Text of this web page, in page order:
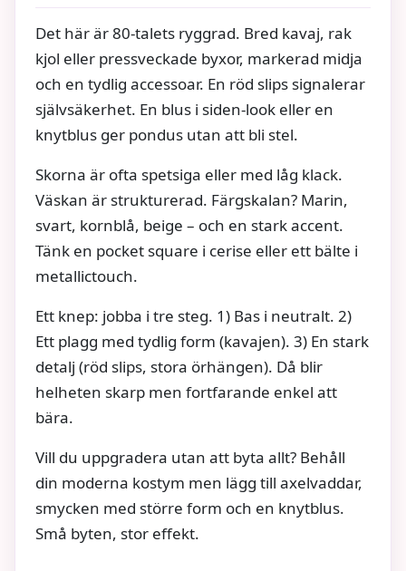
Det här är 80-talets ryggrad. Bred kavaj, rak
kjol eller pressveckade byxor, markerad midja
och en tydlig accessoar. En röd slips signalerar
självsäkerhet. En blus i siden-look eller en
knytblus ger pondus utan att bli stel.
Skorna är ofta spetsiga eller med låg klack.
Väskan är strukturerad. Färgskalan? Marin,
svart, kornblå, beige – och en stark accent.
Tänk en pocket square i cerise eller ett bälte i
metallictouch.
Ett knep: jobba i tre steg. 1) Bas i neutralt. 2)
Ett plagg med tydlig form (kavajen). 3) En stark
detalj (röd slips, stora örhängen). Då blir
helheten skarp men fortfarande enkel att
bära.
Vill du uppgradera utan att byta allt? Behåll
din moderna kostym men lägg till axelvaddar,
smycken med större form och en knytblus.
Små byten, stor effekt.